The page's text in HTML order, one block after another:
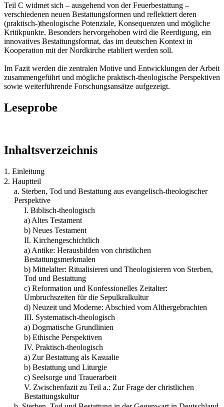
Teil C widmet sich – ausgehend von der Feuerbestattung –
verschiedenen neuen Bestattungsformen und reflektiert deren
(praktisch-)theologische Potenziale, Konsequenzen und mögliche
Kritikpunkte. Besonders hervorgehoben wird die Reerdigung, ein
innovatives Bestattungsformat, das im deutschen Kontext in
Kooperation mit der Nordkirche etabliert werden soll.
Im Fazit werden die zentralen Motive und Entwicklungen der Arbeit
zusammengeführt und mögliche praktisch-theologische Perspektiven
sowie weiterführende Forschungsansätze aufgezeigt.
Leseprobe
Inhaltsverzeichnis
1. Einleitung
2. Hauptteil
a. Sterben, Tod und Bestattung aus evangelisch-theologischer
Perspektive
I. Biblisch-theologisch
a) Altes Testament
b) Neues Testament
II. Kirchengeschichtlich
a) Antike: Herausbilden von christlichen
Bestattungsmerkmalen
b) Mittelalter: Ritualisieren und Theologisieren von Sterben,
Tod und Bestattung
c) Reformation und Konfessionelles Zeitalter:
Umbruchszeiten für die Sepulkralkultur
d) Neuzeit und Moderne: Abschied vom Althergebrachten
III. Systematisch-theologisch
a) Dogmatische Grundlinien
b) Ethische Perspektiven
IV. Praktisch-theologisch
a) Zur Bestattung als Kasualie
b) Bestattung und Liturgie
c) Seelsorge und Trauerarbeit
V. Zwischenfazit zu Teil a.: Zur Frage der christlichen
Bestattungskultur